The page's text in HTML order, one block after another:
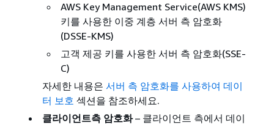
AWS Key Management Service(AWS KMS)
키를 사용한 이중 계층 서버 측 암호화
(DSSE-KMS)
고객 제공 키를 사용한 서버 측 암호화(SSE-
C)
자세한 내용은 서버 측 암호화를 사용하여 데이
터 보호 섹션을 참조하세요.
클라이언트측 암호화– 클라이언트 측에서 데이